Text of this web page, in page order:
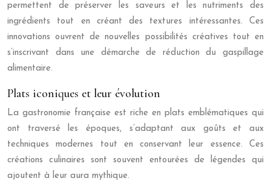
permettent de préserver les saveurs et les nutriments des
ingrédients tout en créant des textures intéressantes. Ces
innovations ouvrent de nouvelles possibilités créatives tout en
s’inscrivant dans une démarche de réduction du gaspillage
alimentaire.
Plats iconiques et leur évolution
La gastronomie française est riche en plats emblématiques qui
ont traversé les époques, s’adaptant aux goûts et aux
techniques modernes tout en conservant leur essence. Ces
créations culinaires sont souvent entourées de légendes qui
ajoutent à leur aura mythique.